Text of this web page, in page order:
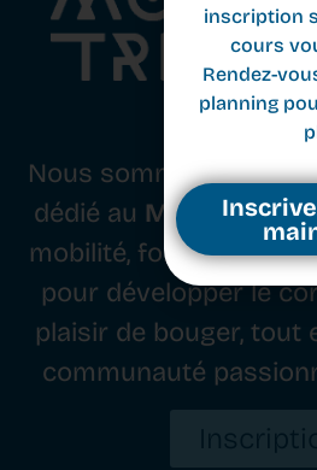
Nous sommes un
dédié au Movement.
mobilité, force,
pour développer le
plaisir de bouger, tout
communauté
inscription
cours
Rendez-
planning